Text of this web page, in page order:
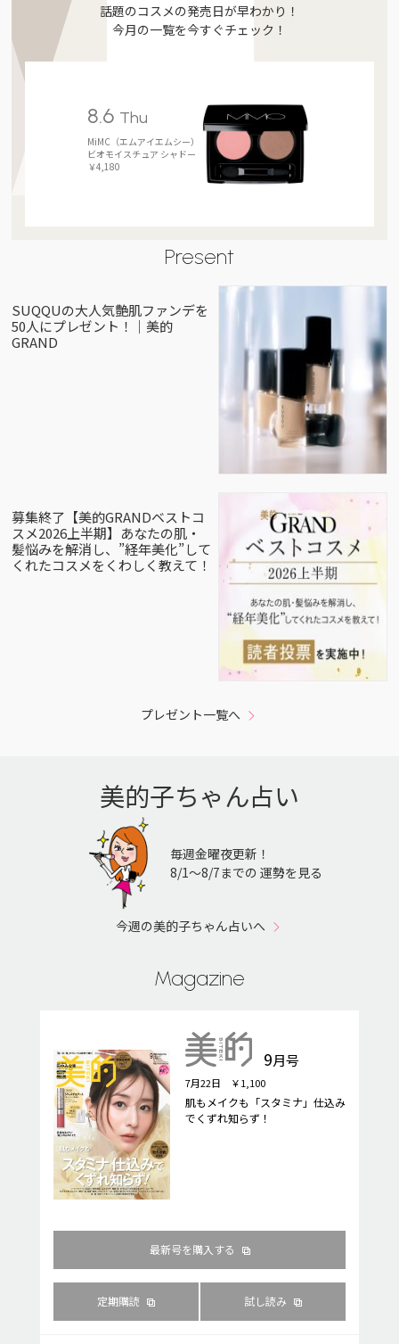
話題のコスメの発売日が早わかり！
今月の一覧を今すぐチェック！
8.6 Thu
MiMC（エムアイエムシー）
ビオモイスチュア シャドー
￥4,180
Present
SUQQUの大人気艶肌ファンデを
50人にプレゼント！｜美的
GRAND
募集終了【美的GRANDベストコ
スメ2026上半期】あなたの肌・
髪悩みを解消し、”経年美化”して
くれたコスメをくわしく教えて！
プレゼント一覧へ
美的子ちゃん占い
毎週金曜夜更新！
8/1〜8/7までの 運勢を見る
今週の美的子ちゃん占いへ
Magazine
9月号
7月22日 ￥1,100
肌もメイクも「スタミナ」仕込み
でくずれ知らず！
最新号を購入する
定期購読 試し読み